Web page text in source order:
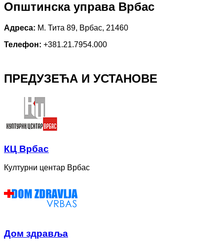
Општинска управа Врбас
Адреса: М. Тита 89, Врбас, 21460
Телефон: +381.21.7954.000
ПРЕДУЗЕЋА И УСТАНОВЕ
КЦ Врбас
Културни центар Врбас
Дом здравља